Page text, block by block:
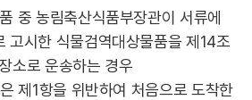
중 농림축산식품부장관이 서류에
고시한 식물검역대상물품을 제14조
소로 운송하는 경우
제1항을 위반하여 처음으로 도착한